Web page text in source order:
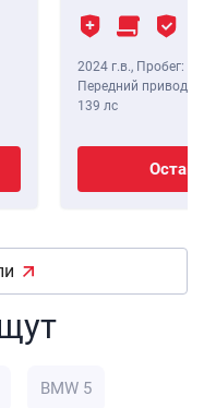
2024 г.в., Пробег: 8
Передний привод,
139 лс
BMW 5